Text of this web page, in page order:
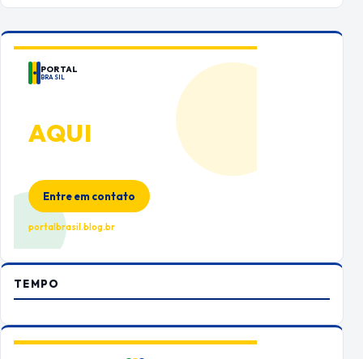
PORTAL
BRASIL
AQUI
Entre em contato
portalbrasil.blog.br
TEMPO